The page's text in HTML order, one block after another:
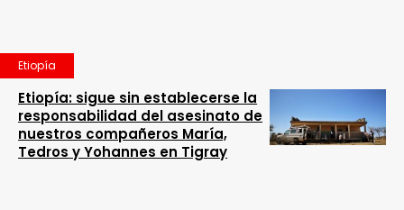
Etiopía
Etiopía: sigue sin establecerse la
responsabilidad del asesinato de
nuestros compañeros María,
Tedros y Yohannes en Tigray